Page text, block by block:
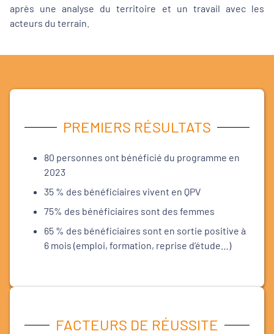
après une analyse du territoire et un travail avec les
acteurs du terrain.
PREMIERS RÉSULTATS
80 personnes ont bénéficié du programme en
2023
35 % des bénéficiaires vivent en QPV
75% des bénéficiaires sont des femmes
65 % des bénéficiaires sont en sortie positive à
6 mois (emploi, formation, reprise d’étude…)
FACTEURS DE RÉUSSITE